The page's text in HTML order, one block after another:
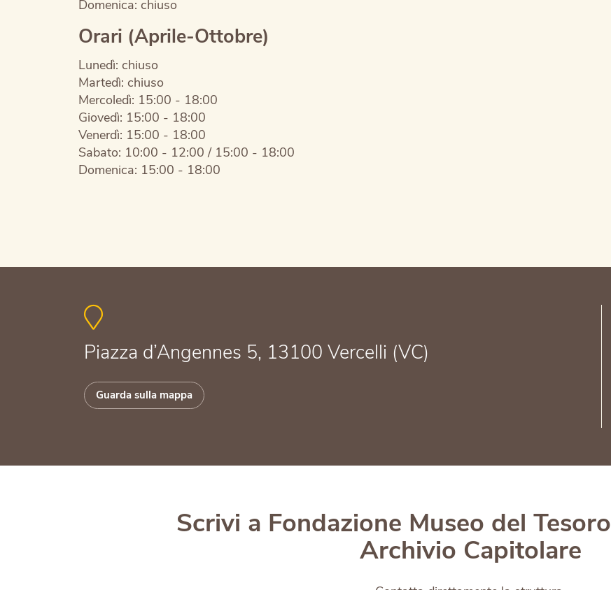
Domenica: chiuso
Orari (Aprile-Ottobre)
Lunedì: chiuso
Martedì: chiuso
Mercoledì: 15:00 - 18:00
Giovedì: 15:00 - 18:00
Venerdì: 15:00 - 18:00
Sabato: 10:00 - 12:00 / 15:00 - 18:00
Domenica: 15:00 - 18:00
Piazza d’Angennes 5, 13100 Vercelli (VC)
Guarda sulla mappa
Scrivi a Fondazione Museo del
Archivio Capitolare